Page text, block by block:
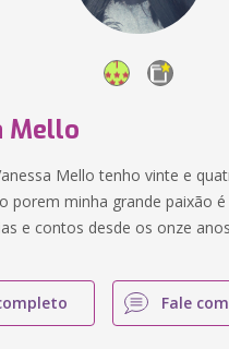
Mello
Mello tenho vinte e
porem minha grande paixão é
e contos desde os onze
Fale